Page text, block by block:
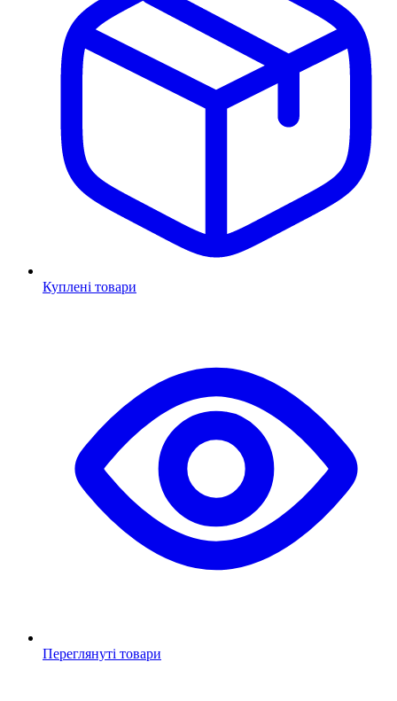
Куплені товари
Переглянуті товари